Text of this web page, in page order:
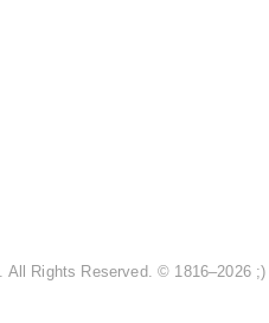
. All Rights Reserved. © 1816–2026 ;)